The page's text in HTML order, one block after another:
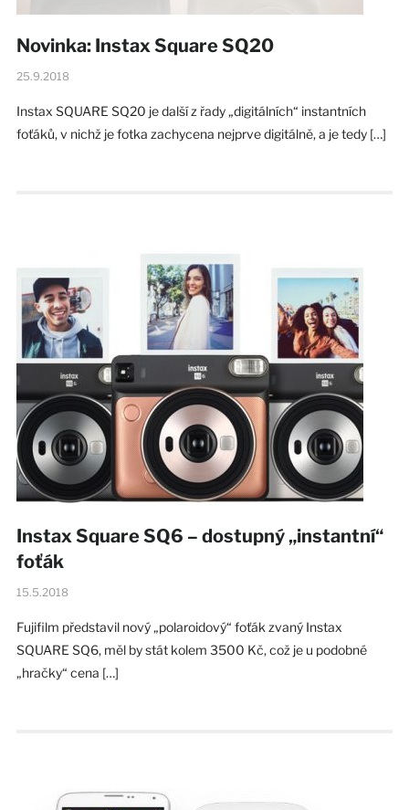
Novinka: Instax Square SQ20
25.9.2018
Instax SQUARE SQ20 je další z řady „digitálních“ instantních
foťáků, v nichž je fotka zachycena nejprve digitálně, a je tedy […]
Instax Square SQ6 – dostupný „instantní“
foťák
15.5.2018
Fujifilm představil nový „polaroidový“ foťák zvaný Instax
SQUARE SQ6, měl by stát kolem 3500 Kč, což je u podobné
„hračky“ cena […]